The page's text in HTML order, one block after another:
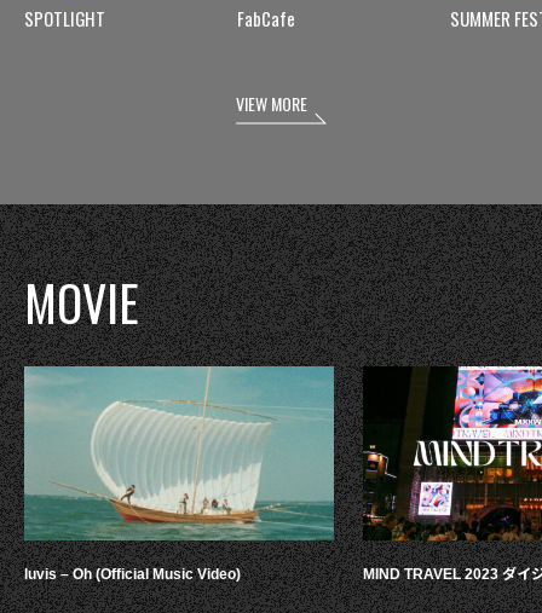
SPOTLIGHT FabCafe SUMMER
VIEW MORE
MOVIE
luvis – Oh (Official Music Video) MIND TRAVEL 2023 ダイ